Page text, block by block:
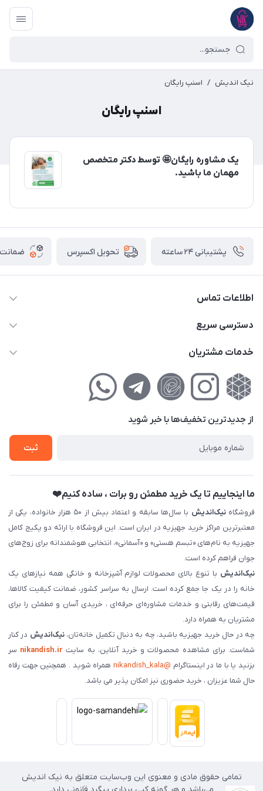
نیک اندیش / اسنپ رایگان
اسنپ رایگان
یک مشاوره رایگان🤩 توسط دکتر متخصص
مهمان ما باشید.
پشتیبانی ۲۴ ساعته تحویل اکسپرس ضمانت
اطلاعات تماس
02177111474
کوچه گلریز 4 غربی ، پلاک 13
دسترسی سریع
حساب کاربری
لیست محصولات
خدمات مشتریان
راهنمای‌خرید‌آنلاین
حریم خصوصی
فروش‌اقساطی
از جدید‌ترین تخفیف‌ها با‌ خبر شوید
ثبت
ما اینجاییم تا یک خرید مطمئن رو برات ، ساده کنیم❤️
فروشگاهنیک‌اندیش
با سال‌ها سابقه و اعتماد بیش از ۵۰ هزار خانواده، یکی از
معتبرترین مراکز خرید جهیزیه در ایران است. این فروشگاه با ارائه دو پکیج کامل
جهیزیه به نام‌های «تبسم هستی» و «آسمانی»، انتخابی هوشمندانه برای زوج‌های
جوان فراهم کرده است.
نیک‌اندیش با تنوع بالای محصولات لوازم آشپزخانه و خانگی همه نیازهای یک
خانه را در یک جا جمع کرده است. ارسال به سراسر کشور، ضمانت کیفیت کالاها،
قیمت‌های رقابتی و خدمات مشاوره‌ای حرفه‌ای ، خریدی آسان و مطمئن را برای
مشتریان به همراه دارد.
چه در حال خرید جهیزیه باشید، چه به دنبال تکمیل خانه‌تان،نیک‌اندیش در کنار
شماست. برای مشاهده محصولات و خرید آنلاین، به سایت nikandish.ir سر
بزنید یا با ما در اینستاگرام @nikandish_kala
همراه شوید . همچنین جهت رفاه
حال شما عزیزان ، خرید حضوری نیز امکان پذیر می باشد.
تمامی حقوق مادی و معنوی این وب‌سایت متعلق به نیک اندیش